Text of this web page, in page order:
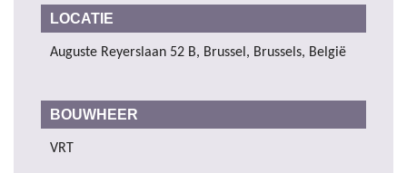
LOCATIE
Auguste Reyerslaan 52 B, Brussel, Brussels, België
BOUWHEER
VRT